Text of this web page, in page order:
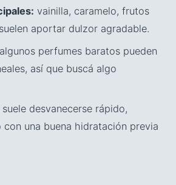
vainilla, caramelo, frutos
aportar dulzor agradable.
algunos perfumes baratos pueden
así que buscá algo
suele desvanecerse rápido,
con una buena hidratación previa